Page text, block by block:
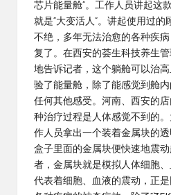
芯片能量舱”。工作人员讲起这
就是“大变活人”。讲起使用过
不绝，多年无法治愈的各种疾
复了。在西安的荟生科技养生
地告诉记者，这个躺舱可以治
验了能量舱，除了能感觉到舱
任何其他感受。河南、西安的
种治疗过程是人体感觉不到的。
作人员拿出一个装着金属块的
盒子里面的金属块便快速地震
者，金属块就是模拟人体细胞
代表着细胞、血液的震动，正